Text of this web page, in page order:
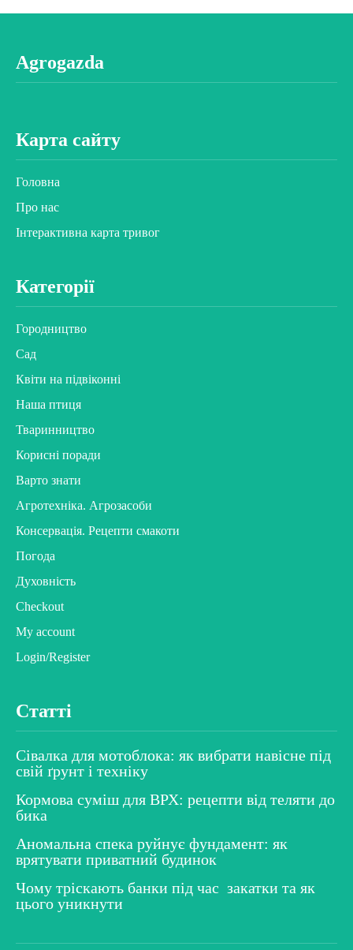
Agrogazda
Карта сайту
Головна
Про нас
Інтерактивна карта тривог
Категорії
Городництво
Сад
Квіти на підвіконні
Наша птиця
Тваринництво
Корисні поради
Варто знати
Агротехніка. Агрозасоби
Консервація. Рецепти смакоти
Погода
Духовність
Checkout
My account
Login/Register
Статті
Сівалка для мотоблока: як вибрати навісне під
свій ґрунт і техніку
Кормова суміш для ВРХ: рецепти від теляти до
бика
Аномальна спека руйнує фундамент: як
врятувати приватний будинок
Чому тріскають банки під час закатки та як
цього уникнути